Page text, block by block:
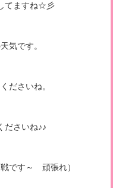
てますね☆彡
気です。
ださいね。
ださいね♪♪
戦です～ 頑張れ）